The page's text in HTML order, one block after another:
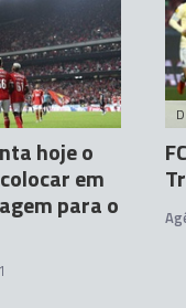
hoje o
em
para o